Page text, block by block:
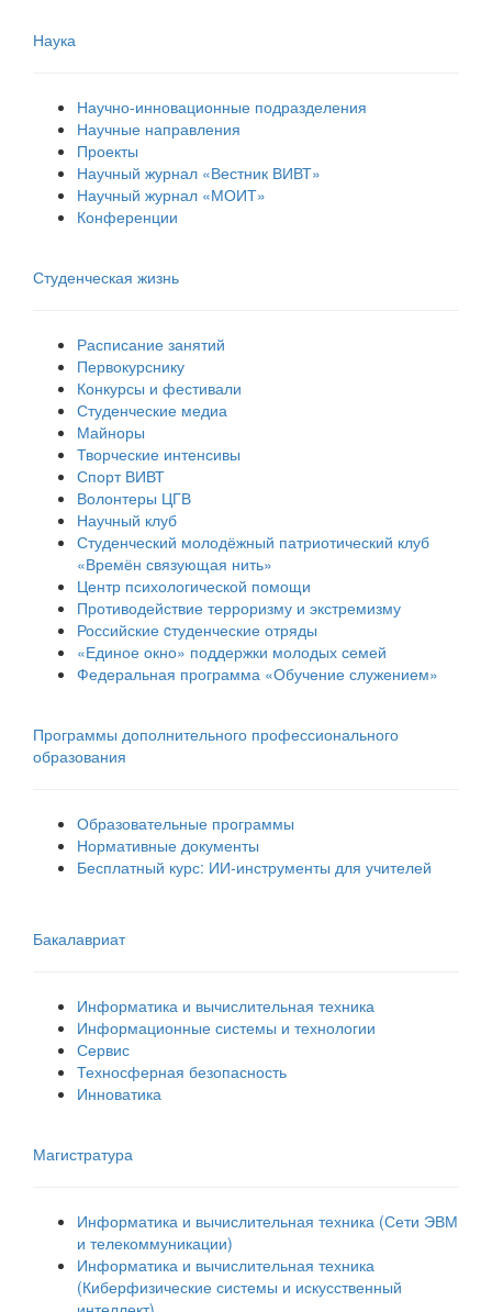
Наука
Научно-инновационные подразделения
Научные направления
Проекты
Научный журнал «Вестник ВИВТ»
Научный журнал «МОИТ»
Конференции
Студенческая жизнь
Расписание занятий
Первокурснику
Конкурсы и фестивали
Студенческие медиа
Майноры
Творческие интенсивы
Спорт ВИВТ
Волонтеры ЦГВ
Научный клуб
Студенческий молодёжный патриотический клуб
«Времён связующая нить»
Центр психологической помощи
Противодействие терроризму и экстремизму
Российские cтуденческие отряды
«Единое окно» поддержки молодых семей
Федеральная программа «Обучение служением»
Программы дополнительного профессионального
образования
Образовательные программы
Нормативные документы
Бесплатный курс: ИИ‑инструменты для учителей
Бакалавриат
Информатика и вычислительная техника
Информационные системы и технологии
Сервис
Техносферная безопасность
Инноватика
Магистратура
Информатика и вычислительная техника (Сети ЭВМ
и телекоммуникации)
Информатика и вычислительная техника
(Киберфизические системы и искусственный